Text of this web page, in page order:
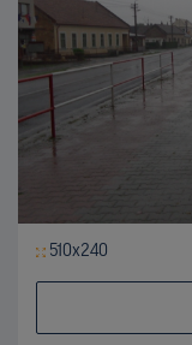
510x240